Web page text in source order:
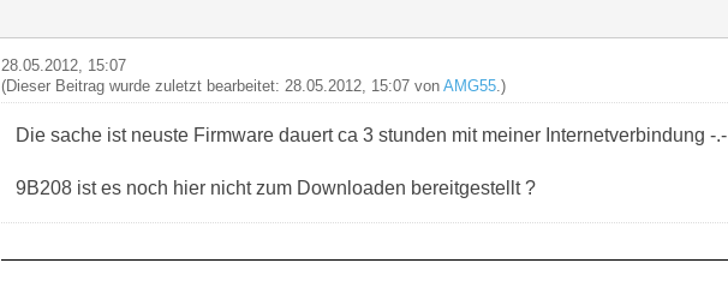
28.05.2012, 15:07
(Dieser Beitrag wurde zuletzt bearbeitet: 28.05.2012, 15:07 von AMG55.)
Die sache ist neuste Firmware dauert ca 3 stunden mit meiner Internetverbindung -.-
9B208 ist es noch hier nicht zum Downloaden bereitgestellt ?